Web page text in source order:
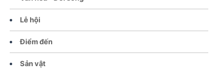
Lễ hội
Điểm đến
Sản vật